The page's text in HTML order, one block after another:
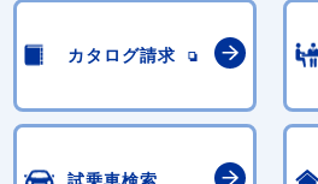
カタログ請求